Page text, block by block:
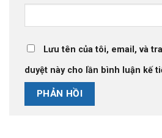
Lưu tên của tôi, email, và
duyệt này cho lần bình luận kế